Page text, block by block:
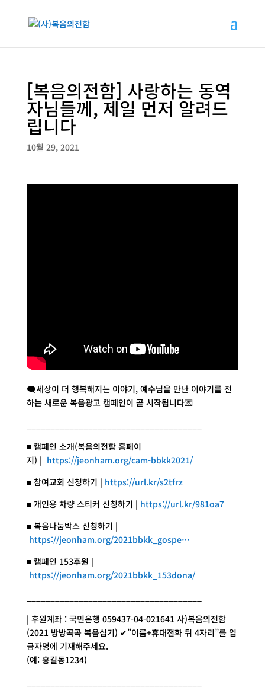
[복음의전함] 사랑하는 동역
자님들께, 제일 먼저 알려드
립니다
10월 29, 2021
🗨세상이 더 행복해지는 이야기, 예수님을 만난 이야기를 전
하는 새로운 복음광고 캠페인이 곧 시작됩니다💌
■ 캠페인 소개(복음의전함 홈페이
지) | https://jeonham.org/cam-bbkk2021/
■ 참여교회 신청하기 | https://url.kr/s2tfrz
■ 개인용 차량 스티커 신청하기 | https://url.kr/981oa7
■ 복음나눔박스 신청하기 |
https://jeonham.org/2021bbkk_gospe…
■ 캠페인 153후원 |
https://jeonham.org/2021bbkk_153dona/
| 후원계좌 : 국민은행 059437-04-021641 사)복음의전함
(2021 방방곡곡 복음심기) ✔”이름+휴대전화 뒤 4자리”를 입
금자명에 기재해주세요.
(예: 홍길동1234)